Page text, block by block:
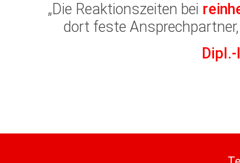
„Die Reaktionszeiten bei
dort feste